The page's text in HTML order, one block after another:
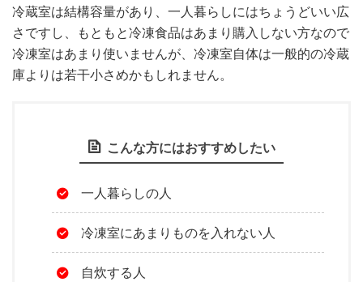
冷蔵室は結構容量があり、一人暮らしにはちょうどいい広
さですし、もともと冷凍食品はあまり購入しない方なので
冷凍室はあまり使いませんが、冷凍室自体は一般的の冷蔵
庫よりは若干小さめかもしれません。
こんな方にはおすすめしたい
一人暮らしの人
冷凍室にあまりものを入れない人
自炊する人